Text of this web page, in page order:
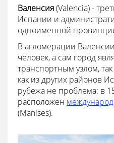
Валенсия(Valencia) -
Испании и
одноименной
В агломерации
человек, а сам город
транспортным узлом,
как из других районов
рубежа не проблема: в
расположен
(Manises).